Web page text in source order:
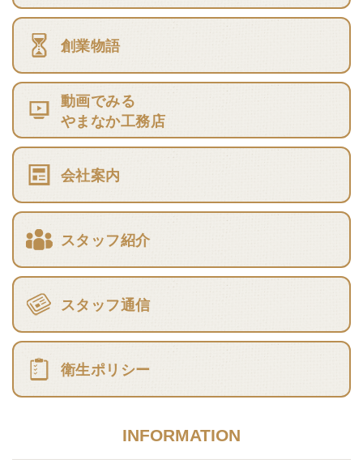
創業物語
動画でみる
やまなか工務店
会社案内
スタッフ紹介
スタッフ通信
衛生ポリシー
INFORMATION